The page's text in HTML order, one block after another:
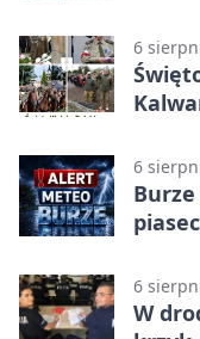
6
6
6
W